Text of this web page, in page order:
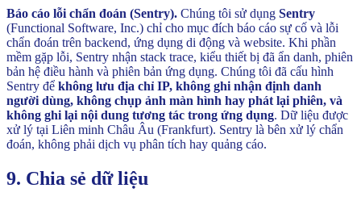
Báo cáo lỗi chẩn đoán (Sentry). Chúng tôi sử dụng Sentry
(Functional Software, Inc.) chỉ cho mục đích báo cáo sự cố và lỗi
chẩn đoán trên backend, ứng dụng di động và website. Khi phần
mềm gặp lỗi, Sentry nhận stack trace, kiểu thiết bị đã ẩn danh, phiên
bản hệ điều hành và phiên bản ứng dụng. Chúng tôi đã cấu hình
Sentry để không lưu địa chỉ IP, không ghi nhận định danh
người dùng, không chụp ảnh màn hình hay phát lại phiên, và
không ghi lại nội dung tương tác trong ứng dụng. Dữ liệu được
xử lý tại Liên minh Châu Âu (Frankfurt). Sentry là bên xử lý chẩn
đoán, không phải dịch vụ phân tích hay quảng cáo.
9. Chia sẻ dữ liệu